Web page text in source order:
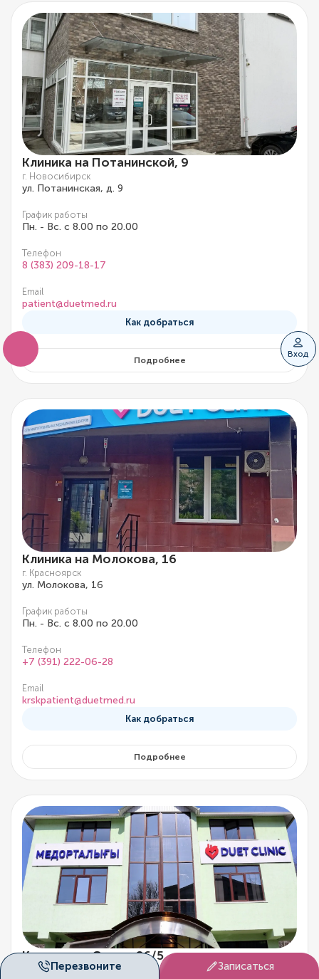
Вход
Перезвоните Записаться
Клиника на Потанинской, 9
г. Новосибирск
ул. Потанинская, д. 9
График работы
Пн. - Вс. с 8.00 по 20.00
Телефон
8 (383) 209-18-17
Email
patient@duetmed.ru
Как добраться
Подробнее
Клиника на Молокова, 16
г. Красноярск
ул. Молокова, 16
График работы
Пн. - Вс. с 8.00 по 20.00
Телефон
+7 (391) 222-06-28
Email
krskpatient@duetmed.ru
Как добраться
Подробнее
Клиника на Саина, 26/5
г. Алматы